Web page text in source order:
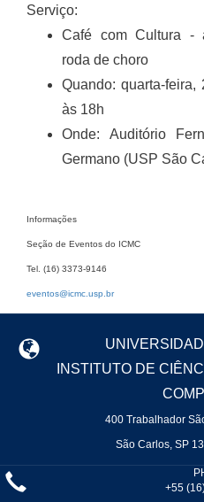
Serviço:
Café com Cultura -
roda de choro
Quando: quarta-
às 18h
Onde: Auditório
Germano (USP São
Informações
Seção de Eventos do ICMC
Tel. (16) 3373-9146
eventos@icmc.usp.br
INSTITUTO DE
400 Trabalhador
São Carlos, SP
+55